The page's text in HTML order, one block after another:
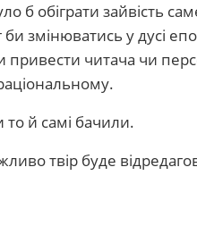
б обіграти зайвість
змінюватись у дусі
привести читача чи
то й самі бачили.
твір буде